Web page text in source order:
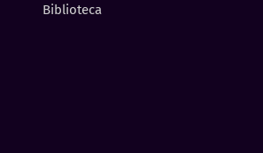
Biblioteca